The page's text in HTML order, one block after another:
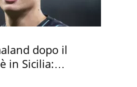
dopo il
in Sicilia: